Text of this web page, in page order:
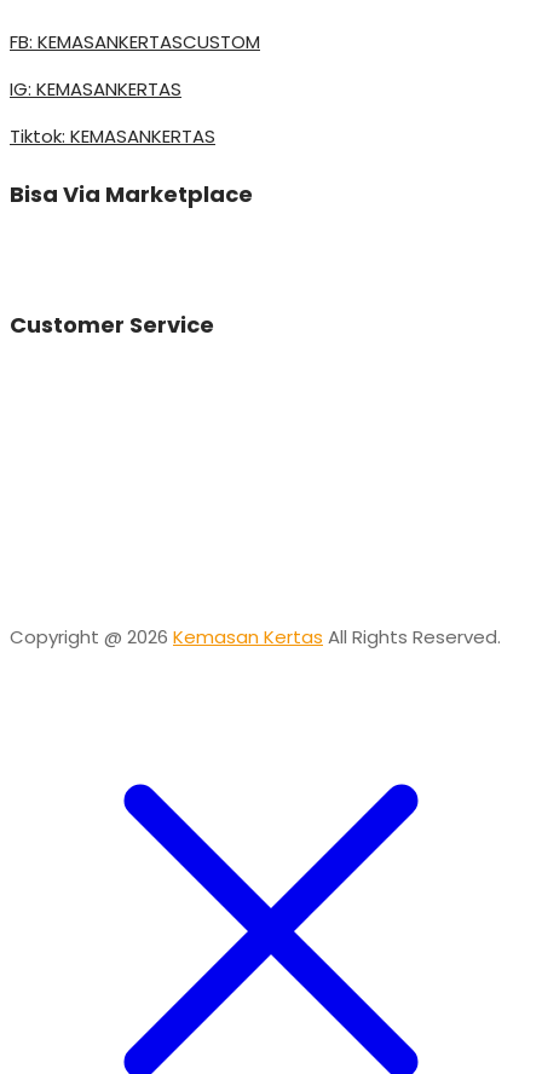
FB: KEMASANKERTASCUSTOM
IG: KEMASANKERTAS
Tiktok: KEMASANKERTAS
Bisa Via Marketplace
Customer Service
Copyright @ 2026 Kemasan Kertas All Rights Reserved.